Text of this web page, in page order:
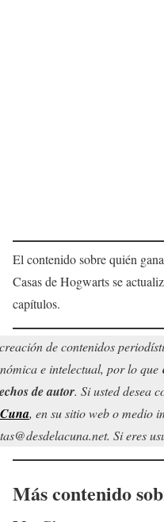
El contenido sobre quién
Casas de Hogwarts se
capítulos.
de contenidos
e intelectual, por lo que
de autor. Si usted desea
, en su sitio web o medio
Si eres
Más contenido